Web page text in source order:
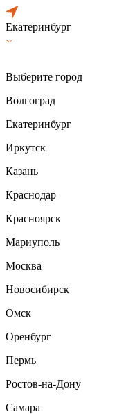
Екатеринбург
Выберите город
Волгоград
Екатеринбург
Иркутск
Казань
Краснодар
Красноярск
Мариуполь
Москва
Новосибирск
Омск
Оренбург
Пермь
Ростов-на-Дону
Самара